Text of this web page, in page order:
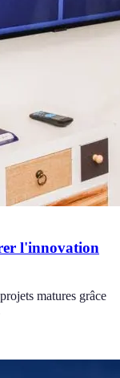
l'innovation
matures grâce